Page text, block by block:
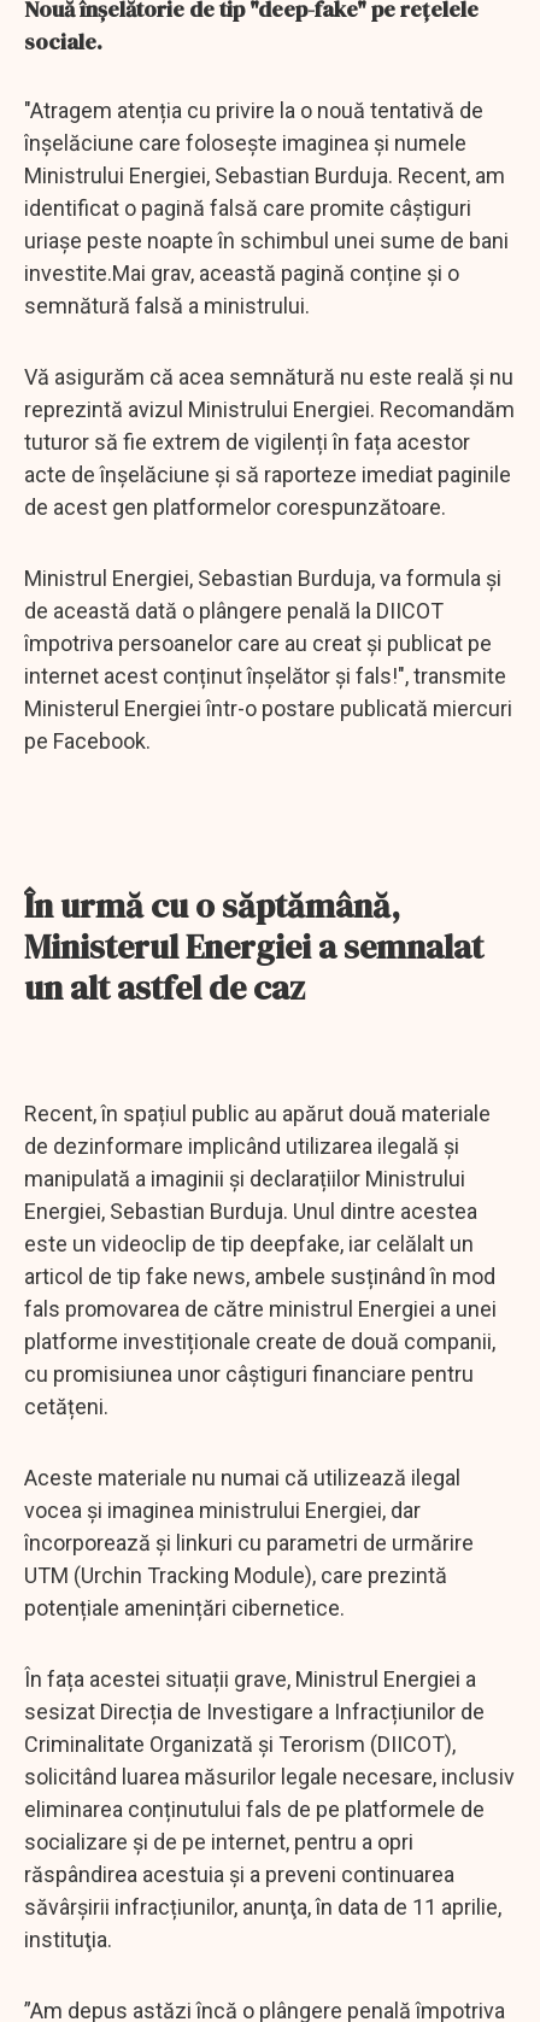
Nouă înşelătorie de tip "deep-fake" pe reţelele
sociale.
"Atragem atenția cu privire la o nouă tentativă de
înșelăciune care folosește imaginea și numele
Ministrului Energiei, Sebastian Burduja. Recent, am
identificat o pagină falsă care promite câștiguri
uriașe peste noapte în schimbul unei sume de bani
investite.Mai grav, această pagină conține și o
semnătură falsă a ministrului.
Vă asigurăm că acea semnătură nu este reală și nu
reprezintă avizul Ministrului Energiei. Recomandăm
tuturor să fie extrem de vigilenți în fața acestor
acte de înșelăciune și să raporteze imediat paginile
de acest gen platformelor corespunzătoare.
Ministrul Energiei, Sebastian Burduja, va formula și
de această dată o plângere penală la DIICOT
împotriva persoanelor care au creat și publicat pe
internet acest conținut înșelător și fals!", transmite
Ministerul Energiei într-o postare publicată miercuri
pe Facebook.
În urmă cu o săptămână,
Ministerul Energiei a semnalat
un alt astfel de caz
Recent, în spațiul public au apărut două materiale
de dezinformare implicând utilizarea ilegală și
manipulată a imaginii și declarațiilor Ministrului
Energiei, Sebastian Burduja. Unul dintre acestea
este un videoclip de tip deepfake, iar celălalt un
articol de tip fake news, ambele susținând în mod
fals promovarea de către ministrul Energiei a unei
platforme investiționale create de două companii,
cu promisiunea unor câștiguri financiare pentru
cetățeni.
Aceste materiale nu numai că utilizează ilegal
vocea și imaginea ministrului Energiei, dar
încorporează și linkuri cu parametri de urmărire
UTM (Urchin Tracking Module), care prezintă
potențiale amenințări cibernetice.
În fața acestei situații grave, Ministrul Energiei a
sesizat Direcția de Investigare a Infracțiunilor de
Criminalitate Organizată și Terorism (DIICOT),
solicitând luarea măsurilor legale necesare, inclusiv
eliminarea conținutului fals de pe platformele de
socializare și de pe internet, pentru a opri
răspândirea acestuia și a preveni continuarea
săvârșirii infracțiunilor, anunţa, în data de 11 aprilie,
instituţia.
”Am depus astăzi încă o plângere penală împotriva